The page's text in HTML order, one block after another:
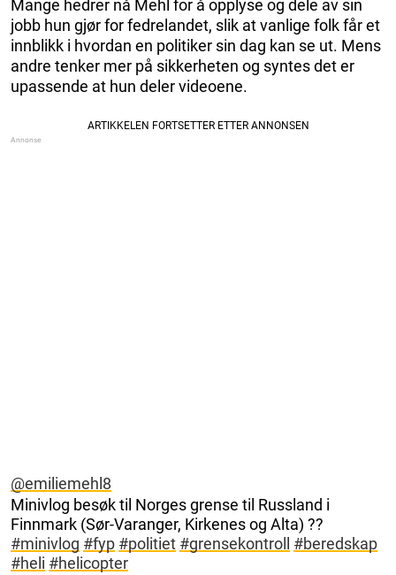
Mange hedrer nå Mehl for å opplyse og dele av sin
jobb hun gjør for fedrelandet, slik at vanlige folk får et
innblikk i hvordan en politiker sin dag kan se ut. Mens
andre tenker mer på sikkerheten og syntes det er
upassende at hun deler videoene.
@emiliemehl8
Minivlog besøk til Norges grense til Russland i
Finnmark (Sør-Varanger, Kirkenes og Alta) ??
#minivlog #fyp #politiet #grensekontroll #beredskap
#heli #helicopter